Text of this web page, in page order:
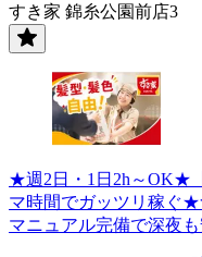
すき家 錦糸公園前店3
★週2日・1日2h～OK★
マ時間でガッツリ稼ぐ
マニュアル完備で深夜